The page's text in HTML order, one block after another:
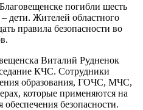
погибли шесть
дети. Жителей областного
правила безопасности во
Виталий Рудненок
КЧС. Сотрудники
образования, ГОЧС, МЧС,
которые применяются на
обеспечения безопасности.